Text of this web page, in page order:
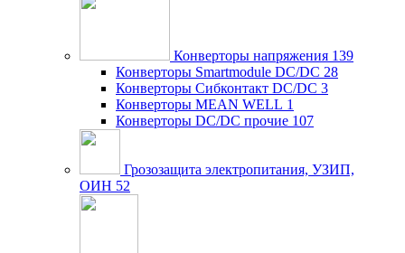
Конверторы напряжения 139
Конверторы Smartmodule DC/DC 28
Конверторы Сибконтакт DC/DC 3
Конверторы MEAN WELL 1
Конверторы DC/DC прочие 107
Грозозащита электропитания, УЗИП,
ОИН 52